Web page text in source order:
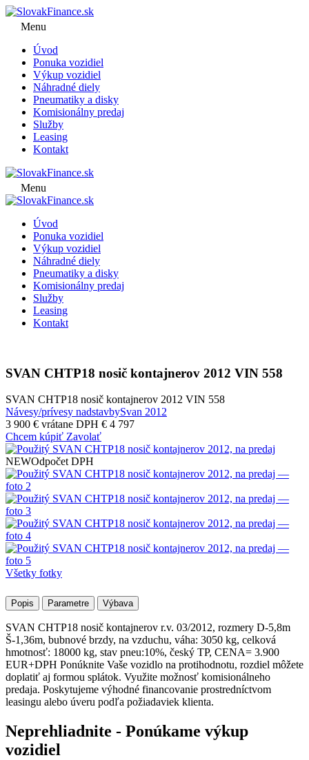
Menu
Úvod
Ponuka vozidiel
Výkup vozidiel
Náhradné diely
Pneumatiky a disky
Komisionálny predaj
Služby
Leasing
Kontakt
Menu
Úvod
Ponuka vozidiel
Výkup vozidiel
Náhradné diely
Pneumatiky a disky
Komisionálny predaj
Služby
Leasing
Kontakt
SVAN CHTP18 nosič kontajnerov 2012 VIN 558
SVAN CHTP18 nosič kontajnerov 2012 VIN 558
Návesy/prívesy nadstavbySvan 2012
3 900 € vrátane DPH € 4 797
Chcem kúpiť Zavolať
NEWOdpočet DPH
Všetky fotky
Popis Parametre Výbava
SVAN CHTP18 nosič kontajnerov r.v. 03/2012, rozmery D-5,8m
Š-1,36m, bubnové brzdy, na vzduchu, váha: 3050 kg, celková
hmotnosť: 18000 kg, stav pneu:10%, český TP, CENA= 3.900
EUR+DPH Ponúknite Vaše vozidlo na protihodnotu, rozdiel môžete
doplatiť aj formou splátok. Využite možnosť komisionálneho
predaja. Poskytujeme výhodné financovanie prostredníctvom
leasingu alebo úveru podľa požiadaviek klienta.
Neprehliadnite - Ponúkame výkup
vozidiel